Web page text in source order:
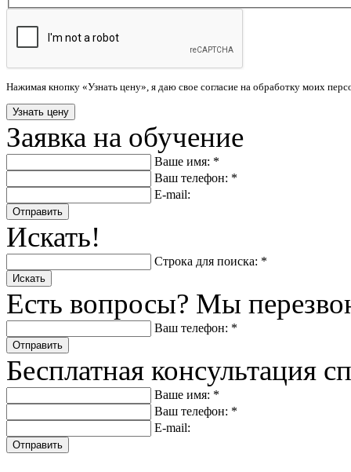
Нажимая кнопку «Узнать цену», я даю свое согласие на обработку моих
Заявка на обучение
Ваше имя: *
Ваш телефон: *
E-mail:
Отправить
Искать!
Строка для поиска: *
Искать
Есть вопросы? Мы
Ваш телефон: *
Отправить
Бесплатная консультация
Ваше имя: *
Ваш телефон: *
E-mail:
Отправить